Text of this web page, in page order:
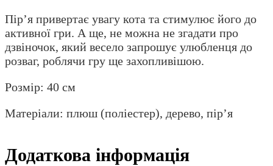
Пір’я привертає увагу кота та стимулює його до
активної гри. А ще, не можна не згадати про
дзвіночок, який весело запрошує улюбленця до
розваг, роблячи гру ще захопливішою.
Розмір: 40 см
Матеріали: плюш (поліестер), дерево, пір’я
Додаткова інформація